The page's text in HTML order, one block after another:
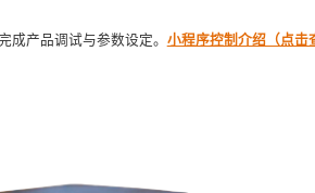
成产品调试与参数设定。 小程序控制介绍（点击